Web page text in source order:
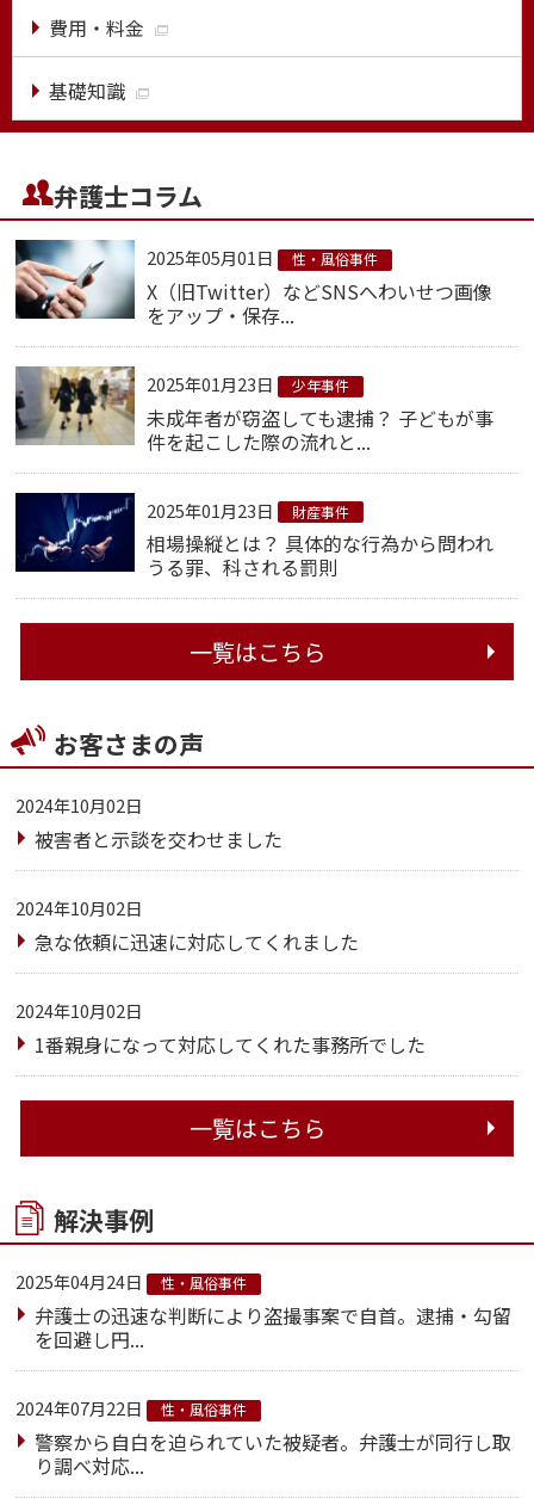
費用・料金
基礎知識
弁護士コラム
2025年05月01日 性・風俗事件
X（旧Twitter）などSNSへわいせつ画像
をアップ・保存...
2025年01月23日 少年事件
未成年者が窃盗しても逮捕？ 子どもが事
件を起こした際の流れと...
2025年01月23日 財産事件
相場操縦とは？ 具体的な行為から問われ
うる罪、科される罰則
一覧はこちら
お客さまの声
2024年10月02日
被害者と示談を交わせました
2024年10月02日
急な依頼に迅速に対応してくれました
2024年10月02日
1番親身になって対応してくれた事務所でした
一覧はこちら
解決事例
2025年04月24日 性・風俗事件
弁護士の迅速な判断により盗撮事案で自首。逮捕・勾留
を回避し円...
2024年07月22日 性・風俗事件
警察から自白を迫られていた被疑者。弁護士が同行し取
り調べ対応...